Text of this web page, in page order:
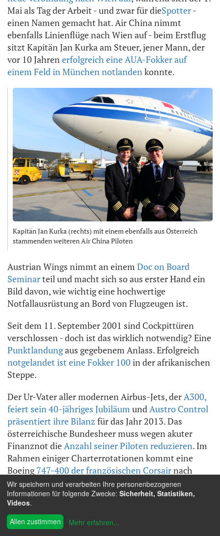
Mai als Tag der Arbeit - und zwar für dieSpotter-
einen Namen gemacht hat. Air China nimmt
ebenfalls Linienflüge nach Wien auf - beim Erstflug
sitzt Kapitän Jan Kurka am Steuer, jener Mann, der
vor 10 Jahrenerfolgreich eine AUA-Fokker auf
einem Feld in München notlandenkonnte.
Kapitän Jan Kurka (rechts) mit einem ebenfalls aus Österreich
stammenden weiteren Air China Piloten
Austrian Wings nimmt an einem Doc on Board
Seminarteil und macht sich so aus erster Hand ein
Bild davon, wie wichtig eine hochwertige
Notfallausrüstung an Bord von Flugzeugen ist.
Seit dem 11. September 2001 sind Cockpittüren
verschlossen - doch ist das wirklich notwendig? Eine
Punktlandungaus gegebenem Anlass. Erfolgreich
notgelandet ist eine Fokker 100 in der afrikanischen
Steppe.
Der Ur-Vater aller modernen Airbus-Jets, der A300,
feiert sein 40-jähriges Jubiläum und Austro Control
präsentiert ihre Bilanz für das Jahr 2013. Das
österreichische Bundesheer muss wegen akuter
Finanznot die Anzahl seiner Piloten reduzieren. Im
Rahmen einiger Charterrotationen kommt eine
Boeing747-400 der französischen Corsairnach
Wien undAustrian Wings berichtet von der ILA
Berlin.
Am 26. März besucht der A380 von Emirates
erstmals im Rahmen eines regulären Linienkurses
Wir speichern und verarbeiten Ihre personenbezogenen
Informationen für folgende Zwecke: Sicherheit, Statistiken,
Videos.
Allen zustimmen
Mehr erfahren...